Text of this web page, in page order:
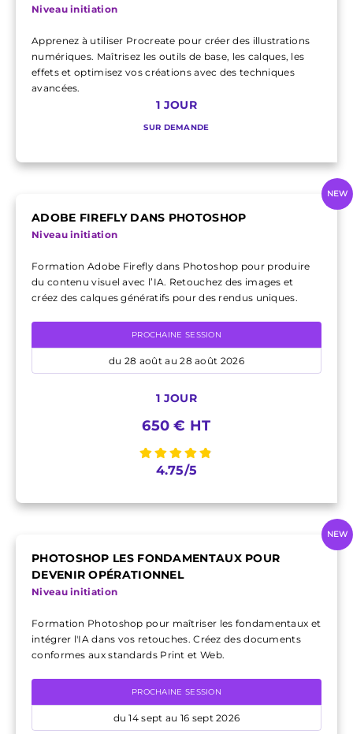
Niveau initiation
Apprenez à utiliser Procreate pour créer des illustrations
numériques. Maîtrisez les outils de base, les calques, les
effets et optimisez vos créations avec des techniques
avancées.
1 JOUR
SUR DEMANDE
ADOBE FIREFLY DANS PHOTOSHOP
Niveau initiation
Formation Adobe Firefly dans Photoshop pour produire
du contenu visuel avec l’IA. Retouchez des images et
créez des calques génératifs pour des rendus uniques.
PROCHAINE SESSION
du 28 août au 28 août 2026
1 JOUR
650 € HT
4.75/5
NEW
PHOTOSHOP LES FONDAMENTAUX POUR
DEVENIR OPÉRATIONNEL
Niveau initiation
Formation Photoshop pour maîtriser les fondamentaux et
intégrer l'IA dans vos retouches. Créez des documents
conformes aux standards Print et Web.
PROCHAINE SESSION
du 14 sept au 16 sept 2026
NEW